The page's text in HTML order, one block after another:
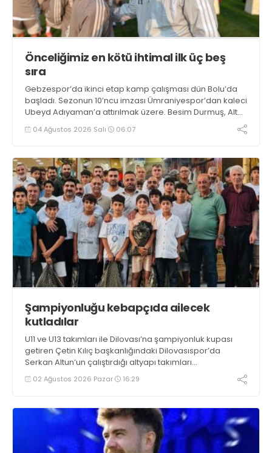
Önceliğimiz en kötü ihtimal ilk üç beş
sıra
Gebzespor’da ikinci etap kamp çalışması dün Bolu’da
başladı. Sezonun 10’ncu imzası Ümraniyespor’dan kaleci
Ubeyd Adıyaman’a attırılmak üzere. Besim Durmuş, Alt
Ligler’e verdiği demeçte, “Öncelikli hedefimiz en kötü
ihtimalle ilk üç beş sıra” dedi
04 Ağustos 2026 Salı 06:07
Şampiyonluğu kebapçıda ailecek
kutladılar
U11 ve U13 takımları ile Dilovası’na şampiyonluk kupası
getiren Çetin Kılıç başkanlığındaki Dilovasıspor’da
Serkan Altun’un çalıştırdığı altyapı takımları
şampiyonluğu ailecek, Enver Yıldırım’ın ev sahipliğinde
Barış Usta Restaurant’ta kutladı
02 Ağustos 2026 Pazar 16:29